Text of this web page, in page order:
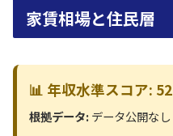
家賃相場と住民層
📊 年収水準スコア: 52
根拠データ:データ公開なし